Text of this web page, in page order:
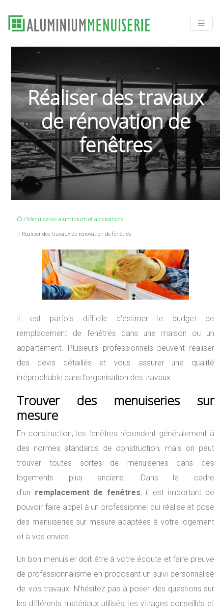
Réaliser des travaux
de rénovation de
fenêtres
/ Menuiseries aluminium et applications
/ Réaliser des travaux de rénovation de fenêtres
Il est parfois difficile d’estimer le budget de
remplacement de fenêtres dans une maison ou un
appartement. Plusieurs professionnels peuvent réaliser
des devis détaillés et vous assurer une qualité
irréprochable dans l’organisation des travaux.
Trouver des menuiseries sur
mesure
En construction, les fenêtres répondent généralement à
des normes standards de construction, mais on peut
trouver toutes sortes de menuiseries dans des
logements plus anciens. Dans le cadre
d’un remplacement de fenêtres, il est important de
pouvoir faire appel à un professionnel qui réalise et pose
des menuiseries sur mesure adaptées à votre logement
et à vos envies.
Un bon menuisier doit être à votre écoute et faire preuve
de professionnalisme en proposant un suivi personnalisé
de vos travaux. N’hésitez pas à poser des questions sur
les différents matériaux utilisés, les vitrages conseillés et